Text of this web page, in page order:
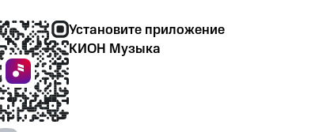
Установите приложение
КИОН Музыка